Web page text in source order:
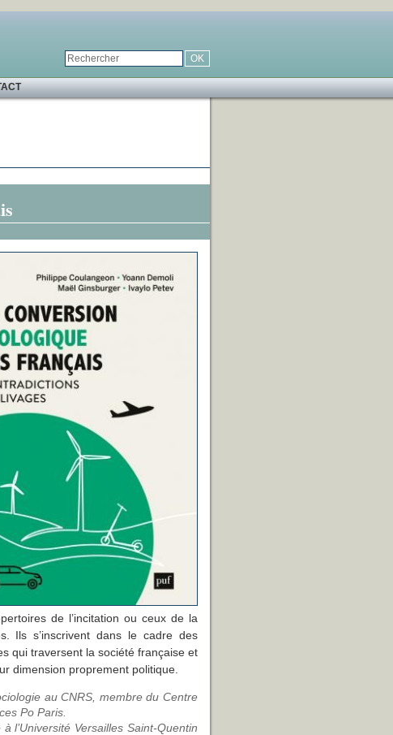
de l’incitation ou ceux de la
Ils s’inscrivent dans le cadre des
qui traversent la société française et
dimension proprement politique.
au CNRS, membre du Centre
Po Paris.
l’Université Versailles Saint-Quentin